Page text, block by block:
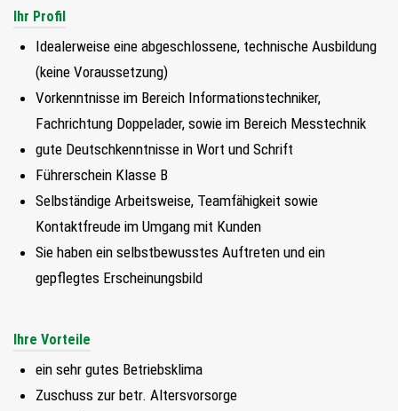
SUCHEN
Ihr Profil
Idealerweise eine abgeschlossene, technische Ausbildung
(keine Voraussetzung)
Vorkenntnisse im Bereich Informationstechniker,
Fachrichtung Doppelader, sowie im Bereich Messtechnik
gute Deutschkenntnisse in Wort und Schrift
Führerschein Klasse B
Selbständige Arbeitsweise, Teamfähigkeit sowie
Kontaktfreude im Umgang mit Kunden
Sie haben ein selbstbewusstes Auftreten und ein
gepflegtes Erscheinungsbild
Ihre Vorteile
ein sehr gutes Betriebsklima
Zuschuss zur betr. Altersvorsorge